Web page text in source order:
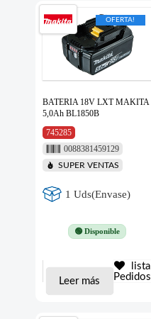
OFERTA!
BATERIA 18V LXT MAKITA
5,0Ah BL1850B
745285
0088381459129
SUPER VENTAS
1 Uds(Envase)
🟢 Disponible
Leer más
lista
Pedidos